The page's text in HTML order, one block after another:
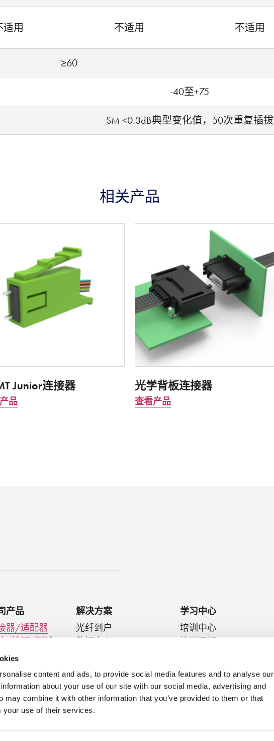
content and ads, to provide social media features and to analyse our
about your use of our site with our social media, advertising and
may combine it with other information that you’ve provided to them or that
your use of their services.
适用 不适用 不适用
≥60
-40至+75
SM <0.3dB典型变化值，50次重复插拔
相关产品
Junior连接器
品
光学背板连接器
查看产品
产品
器/适配器
/检测/测试
器件
解决方案
光纤到户
数据中心
医疗连接器
超小型互连技术
学习中心
培训中心
培训视频
博客
最佳实践
网络研讨会